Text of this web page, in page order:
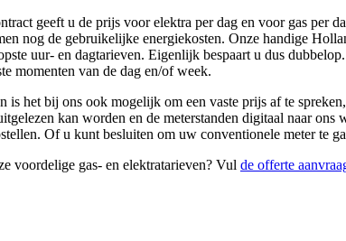
geeft u de prijs voor elektra per dag en voor gas
nog de gebruikelijke energiekosten. Onze handige
uur- en dagtarieven. Eigenlijk bespaart u dus
momenten van de dag en/of week.
is het bij ons ook mogelijk om een vaste prijs af te
kan worden en de meterstanden digitaal naar
Of u kunt besluiten om uw conventionele meter te
voordelige gas- en elektratarieven? Vul de offerte